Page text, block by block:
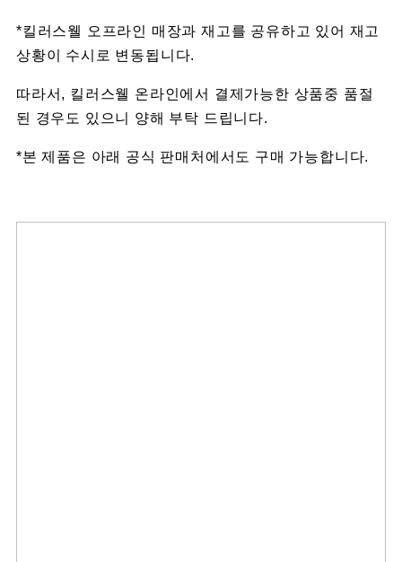
*킬러스웰 오프라인 매장과 재고를 공유하고 있어 재고
상황이 수시로 변동됩니다.
따라서, 킬러스웰 온라인에서 결제가능한 상품중 품절
된 경우도 있으니 양해 부탁 드립니다.
*본 제품은 아래 공식 판매처에서도 구매 가능합니다.